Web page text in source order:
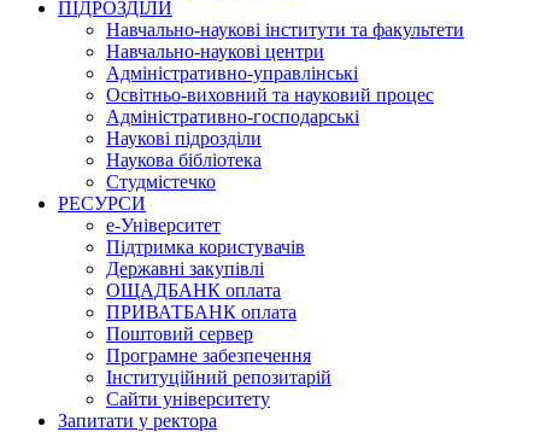
ПІДРОЗДІЛИ
Навчально-наукові інститути та факультети
Навчально-наукові центри
Адміністративно-управлінські
Освітньо-виховний та науковий процес
Адміністративно-господарські
Наукові підрозділи
Наукова бібліотека
Студмістечко
РЕСУРСИ
е-Університет
Підтримка користувачів
Державні закупівлі
ОЩАДБАНК оплата
ПРИВАТБАНК оплата
Поштовий сервер
Програмне забезпечення
Інституційний репозитарій
Сайти університету
Запитати у ректора